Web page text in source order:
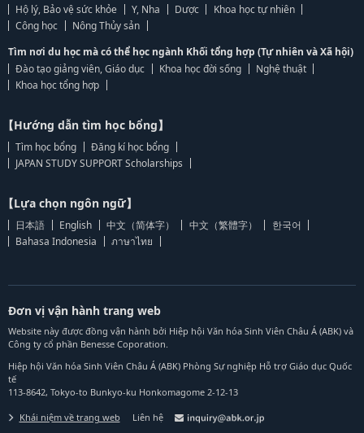
Hộ lý, Bảo vệ sức khỏe
Y, Nha Dược
Khoa học tự nhiên
Công học
Nông Thủy sản
Tìm nơi du học mà có thể học ngành Khối tổng hợp (Tự nhiên và Xã hội)
Đào tạo giảng viên, Giáo dục
Khoa học đời sống
Nghệ thuật
Khoa học tổng hợp
【Hướng dẫn tìm học bổng】
Tìm học bổng
Đăng kí học bổng
JAPAN STUDY SUPPORT Scholarships
【Lựa chọn ngôn ngữ】
日本語 English 中文（简体字） 中文（繁體字）
한국어
Bahasa Indonesia
ภาษาไทย
Đơn vị vận hành trang web
Website này được đồng vận hành bởi Hiệp hội Văn hóa Sinh Viên Châu Á (ABK) và
Công ty cổ phần Benesse Coporation.
Hiệp hội Văn hóa Sinh Viên Châu Á (ABK) Phòng Sự nghiệp Hỗ trợ Giáo dục Quốc
tế
113-8642, Tokyo-to Bunkyo-ku Honkomagome 2-12-13
Khái niệm về trang web Liên hệ